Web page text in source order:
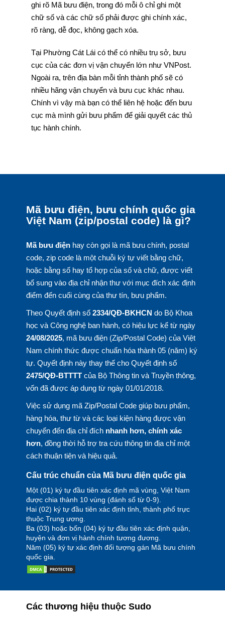
ghi rõ Mã bưu điện, trong đó mỗi ô chỉ ghi một
chữ số và các chữ số phải được ghi chính xác,
rõ ràng, dễ đọc, không gạch xóa.
Tại Phường Cát Lái có thể có nhiều trụ sở, bưu
cục của các đơn vị vận chuyển lớn như VNPost.
Ngoài ra, trên địa bàn mỗi tỉnh thành phố sẽ có
nhiều hãng vận chuyển và bưu cục khác nhau.
Chính vì vậy mà bạn có thể liên hệ hoặc đến bưu
cục mà mình gửi bưu phẩm để giải quyết các thủ
tục hành chính.
Mã bưu điện, bưu chính quốc gia
Việt Nam (zip/postal code) là gì?
Mã bưu điệnhay còn gọi là mã bưu chính, postal
code, zip code là một chuỗi ký tự viết bằng chữ,
hoặc bằng số hay tổ hợp của số và chữ, được viết
bổ sung vào địa chỉ nhận thư với mục đích xác định
điểm đến cuối cùng của thư tín, bưu phẩm.
Theo Quyết định số 2334/QĐ-BKHCN do Bộ Khoa
học và Công nghệ ban hành, có hiệu lực kể từ ngày
24/08/2025, mã bưu điện (Zip/Postal Code) của Việt
Nam chính thức được chuẩn hóa thành 05 (năm) ký
tự. Quyết định này thay thế cho Quyết định số
2475/QĐ-BTTTTcủa Bộ Thông tin và Truyền thông,
vốn đã được áp dụng từ ngày 01/01/2018.
Việc sử dụng mã Zip/Postal Code giúp bưu phẩm,
hàng hóa, thư từ và các loại kiện hàng được vận
chuyển đến địa chỉ đích nhanh hơn, chính xác
hơn, đồng thời hỗ trợ tra cứu thông tin địa chỉ một
cách thuận tiện và hiệu quả.
Cấu trúc chuẩn của Mã bưu điện quốc gia
Một (01) ký tự đầu tiên xác định mã vùng, Việt Nam
được chia thành 10 vùng (đánh số từ 0-9).
Hai (02) ký tự đầu tiên xác định tỉnh, thành phố trực
thuộc Trung ương.
Ba (03) hoặc bốn (04) ký tự đầu tiên xác định quận,
huyện và đơn vị hành chính tương đương.
Năm (05) ký tự xác định đối tượng gán Mã bưu chính
quốc gia.
Các thương hiệu thuộc Sudo